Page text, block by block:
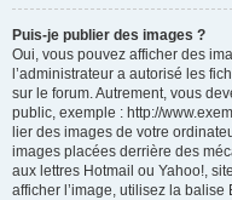
Puis-je publier des images ?
Oui, vous pouvez afficher des
l’administrateur a autorisé les
sur le forum. Autrement, vous
public, exemple : http://
lier des images de votre
images placées derrière des
aux lettres Hotmail ou Yahoo!,
afficher l’image, utilisez la balise